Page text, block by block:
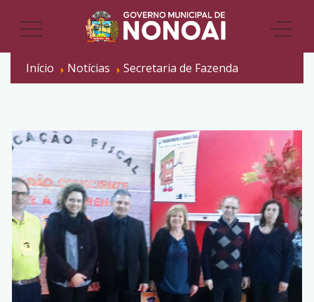
Início Notícias Secretaria de Fazenda